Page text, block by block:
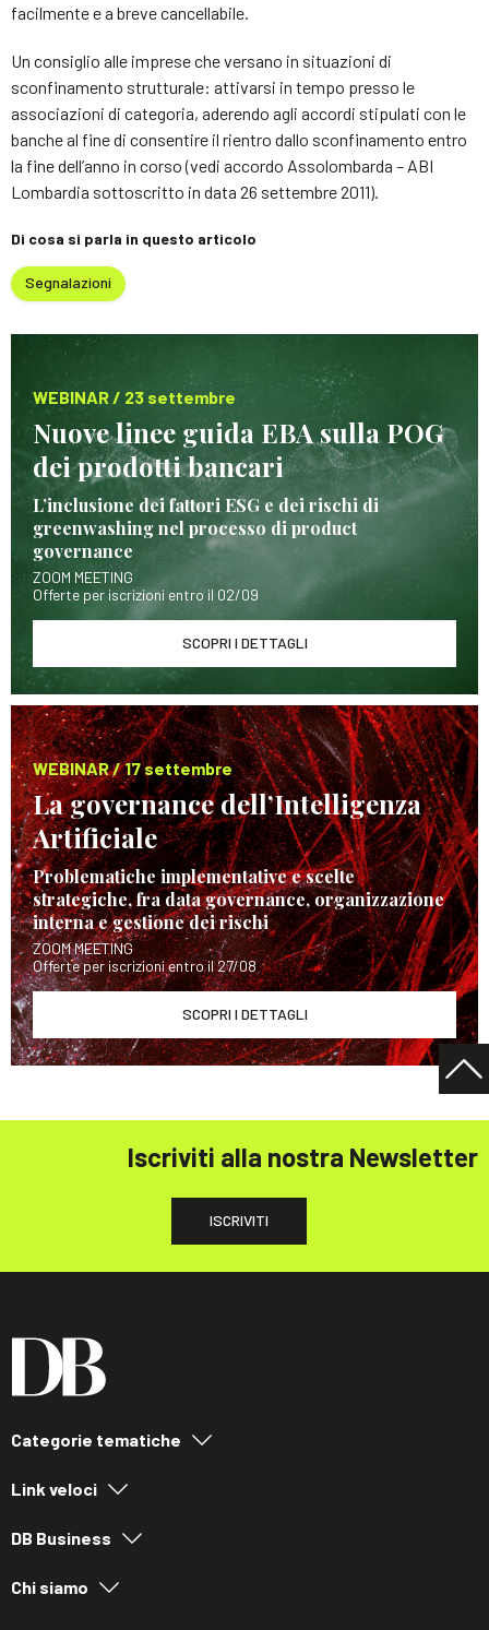
facilmente e a breve cancellabile.
Un consiglio alle imprese che versano in situazioni di
sconfinamento strutturale: attivarsi in tempo presso le
associazioni di categoria, aderendo agli accordi stipulati con le
banche al fine di consentire il rientro dallo sconfinamento entro
la fine dell’anno in corso (vedi accordo Assolombarda – ABI
Lombardia sottoscritto in data 26 settembre 2011).
Di cosa si parla in questo articolo
Segnalazioni
WEBINAR / 23 settembre
Nuove linee guida EBA sulla POG
dei prodotti bancari
L’inclusione dei fattori ESG e dei rischi di
greenwashing nel processo di product
governance
ZOOM MEETING
Offerte per iscrizioni entro il 02/09
SCOPRI I DETTAGLI
WEBINAR / 17 settembre
La governance dell’Intelligenza
Artificiale
Problematiche implementative e scelte
strategiche, fra data governance, organizzazione
interna e gestione dei rischi
ZOOM MEETING
Offerte per iscrizioni entro il 27/08
SCOPRI I DETTAGLI
Iscriviti alla nostra Newsletter
ISCRIVITI
Categorie tematiche
Link veloci
DB Business
Chi siamo